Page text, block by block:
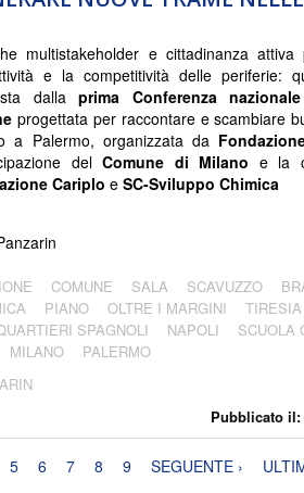
Pubblicato il:
multistakeholder e cittadinanza
e la competitività delle periferie:
dalla prima Conferenza
progettata per raccontare e scambiare
a Palermo, organizzata da
del Comune di Milano e la
Cariplo e SC-Sviluppo Chimica
COMUNE SALA SCAVUZZO
PIANO OLTRE I MARGINI TIRESIA
SPAGNOLI NAPOLI
SCUOLA
MILANO PALERMO
5 6 7 8 9 SEGUENTE ›